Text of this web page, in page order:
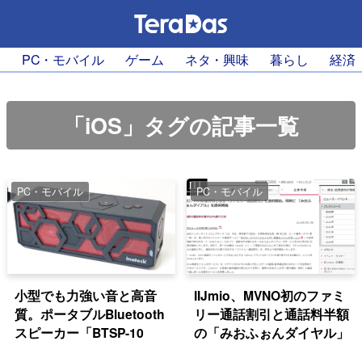
PC・モバイル ゲーム ネタ・興味 暮らし 経済
「iOS」タグの記事一覧
PC・モバイル
小型でも力強い音と高音
質。ポータブルBluetooth
スピーカー「BTSP-10
PC・モバイル
IIJmio、MVNO初のファミ
リー通話割引と通話料半額
の「みおふぉんダイヤル」